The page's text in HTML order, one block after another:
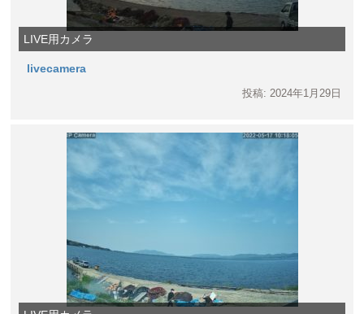
LIVE用カメラ
livecamera
投稿: 2024年1月29日